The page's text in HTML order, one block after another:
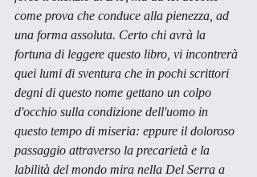
come prova che conduce alla pienezza, ad
una forma assoluta. Certo chi avrà la
fortuna di leggere questo libro, vi incontrerà
quei lumi di sventura che in pochi scrittori
degni di questo nome gettano un colpo
d'occhio sulla condizione dell'uomo in
questo tempo di miseria: eppure il doloroso
passaggio attraverso la precarietà e la
labilità del mondo mira nella Del Serra a